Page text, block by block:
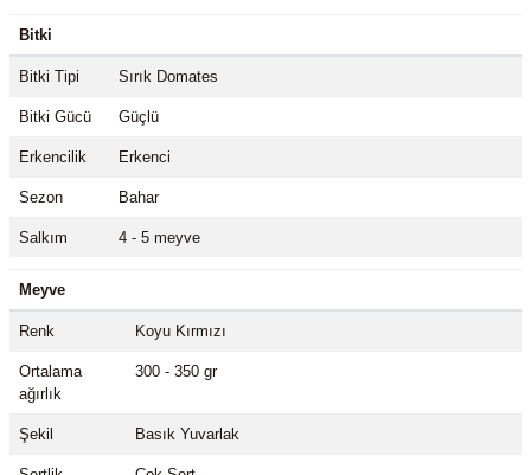
Bitki
Bitki Tipi Sırık Domates
Bitki Gücü Güçlü
Erkencilik Erkenci
Sezon Bahar
Salkım 4 - 5 meyve
Meyve
Renk Koyu Kırmızı
Ortalama
ağırlık
300 - 350 gr
Şekil Basık Yuvarlak